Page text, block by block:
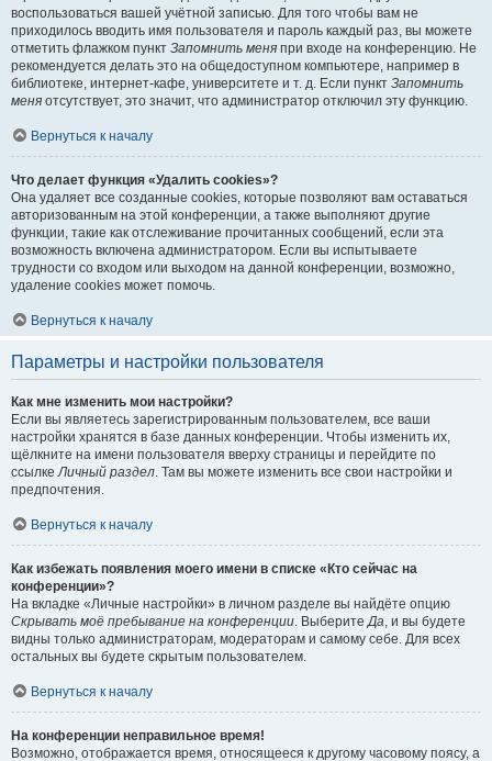
воспользоваться вашей учётной записью. Для того чтобы вам не
приходилось вводить имя пользователя и пароль каждый раз, вы можете
отметить флажком пункт Запомнить меня при входе на конференцию. Не
рекомендуется делать это на общедоступном компьютере, например в
библиотеке, интернет-кафе, университете и т. д. Если пункт Запомнить
меня отсутствует, это значит, что администратор отключил эту функцию.
Вернуться к началу
Что делает функция «Удалить cookies»?
Она удаляет все созданные cookies, которые позволяют вам оставаться
авторизованным на этой конференции, а также выполняют другие
функции, такие как отслеживание прочитанных сообщений, если эта
возможность включена администратором. Если вы испытываете
трудности со входом или выходом на данной конференции, возможно,
удаление cookies может помочь.
Вернуться к началу
Параметры и настройки пользователя
Как мне изменить мои настройки?
Если вы являетесь зарегистрированным пользователем, все ваши
настройки хранятся в базе данных конференции. Чтобы изменить их,
щёлкните на имени пользователя вверху страницы и перейдите по
ссылкеЛичный раздел. Там вы можете изменить все свои настройки и
предпочтения.
Вернуться к началу
Как избежать появления моего имени в списке «Кто сейчас на
конференции»?
На вкладке «Личные настройки» в личном разделе вы найдёте опцию
Скрывать моё пребывание на конференции. ВыберитеДа, и вы будете
видны только администраторам, модераторам и самому себе. Для всех
остальных вы будете скрытым пользователем.
Вернуться к началу
На конференции неправильное время!
Возможно, отображается время, относящееся к другому часовому поясу, а